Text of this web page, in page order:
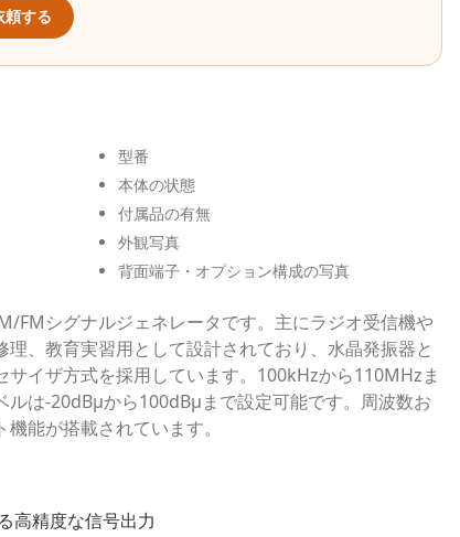
頼する
型番
本体の状態
付属品の有無
外観写真
背面端子・オプション構成の写真
FMシグナルジェネレータです。主にラジオ受信機や
、教育実習用として設計されており、水晶発振器と
サイザ方式を採用しています。100kHzから110MHzま
ルは-20dBμから100dBμまで設定可能です。周波数お
能が搭載されています。
高精度な信号出力